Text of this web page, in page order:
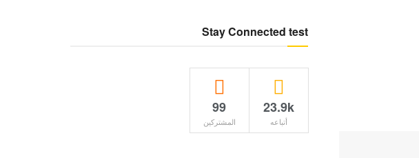
Stay Connected test
23.9k
أتباعه
99
المشتركين